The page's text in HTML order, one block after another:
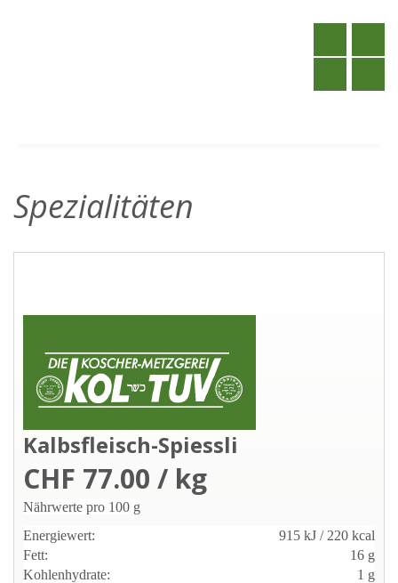
Spezialitäten
Kalbsfleisch-Spiessli
CHF 77.00 / kg
Nährwerte pro 100 g
Energiewert:
915 kJ / 220 kcal
Fett:
16 g
Kohlenhydrate:
1 g